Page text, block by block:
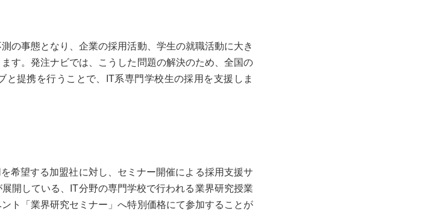
の事態となり、企業の採用活動、学生の就職活動に大き
す。発注ナビでは、こうした問題の解決のため、全国の
提携を行うことで、IT系専門学校生の採用を支援しま
希望する加盟社に対し、セミナー開催による採用支援サ
開している、IT分野の専門学校で行われる業界研究授業
ト「業界研究セミナー」へ特別価格にて参加することが